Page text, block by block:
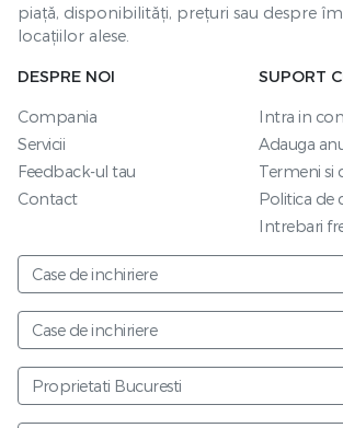
piață, disponibilități, prețuri sau despre
locațiilor alese.
DESPRE NOI
Compania
Servicii
Feedback-ul tau
Contact
SUPORT
Intra in
Adauga
Termeni si
Politica de
Intrebari
Case de inchiriere
Case de inchiriere
Proprietati Bucuresti